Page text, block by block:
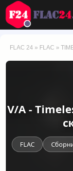
FLAC 24 » FLAC »
V/A -
FLAC